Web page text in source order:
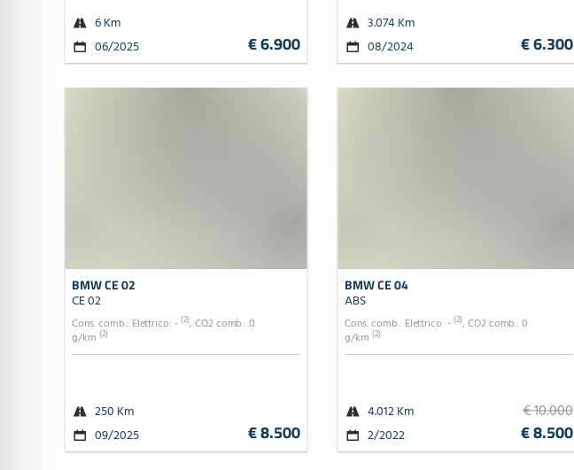
6 Km
06/2025
€ 6.900
3.074 Km
08/2024
€ 6.300
BMW CE 02
CE 02
Cons. comb.: Elettrico: -(2), CO2 comb.: 0
g/km (2)
250 Km
09/2025 € 8.500
BMW CE 04
ABS
Cons. comb.: Elettrico: -(2), CO2 comb.: 0
g/km (2)
4.012 Km
2/2022
€ 10.000
€ 8.500